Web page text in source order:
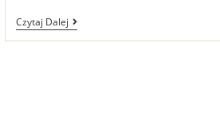
Czytaj DalejJak
Porozumieć